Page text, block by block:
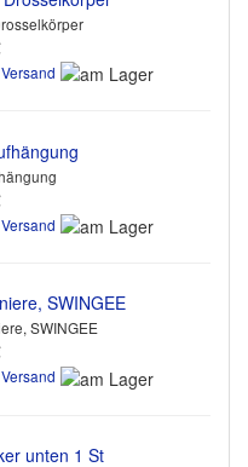
Versand
Versand
SWINGEE
Versand